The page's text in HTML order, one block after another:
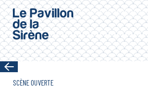
Aller au contenu principal
SCÈNE OUVERTE